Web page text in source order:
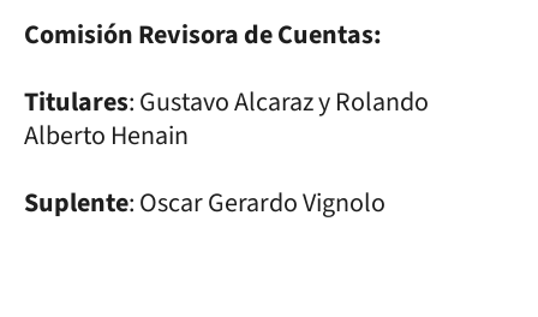
Comisión Revisora de Cuentas:
Titulares: Gustavo Alcaraz y Rolando
Alberto Henain
Suplente: Oscar Gerardo Vignolo